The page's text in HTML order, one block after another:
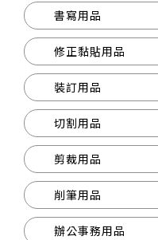
書寫用品
修正黏貼用品
裝訂用品
切割用品
剪裁用品
削筆用品
辦公事務用品